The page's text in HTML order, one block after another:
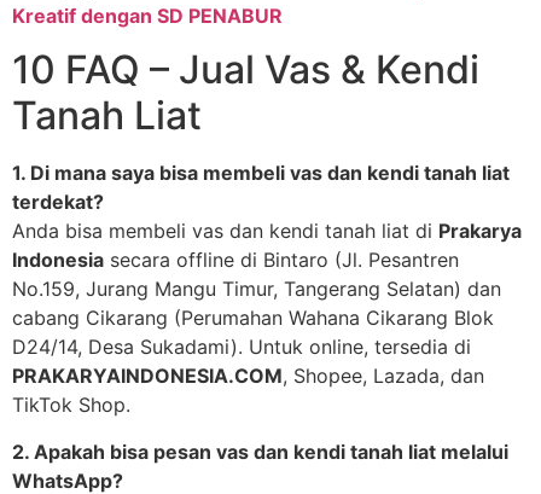
Kreatif dengan SD PENABUR
10 FAQ – Jual Vas & Kendi
Tanah Liat
1. Di mana saya bisa membeli vas dan kendi tanah liat
terdekat?
Anda bisa membeli vas dan kendi tanah liat di Prakarya
Indonesia secara offline di Bintaro (Jl. Pesantren
No.159, Jurang Mangu Timur, Tangerang Selatan) dan
cabang Cikarang (Perumahan Wahana Cikarang Blok
D24/14, Desa Sukadami). Untuk online, tersedia di
PRAKARYAINDONESIA.COM, Shopee, Lazada, dan
TikTok Shop.
2. Apakah bisa pesan vas dan kendi tanah liat melalui
WhatsApp?